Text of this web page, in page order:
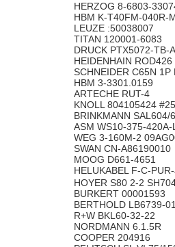
HERZOG 8-6803-
HBM K-T40FM-040R-
LEUZE :50038007
TITAN 120001-6083
DRUCK PTX5072-TB-
HEIDENHAIN
SCHNEIDER C65N 1P
HBM 3-3301.0159
ARTECHE RUT-4
KNOLL 804105424
BRINKMANN SAL604/
ASM WS10-375-
WEG 3-160M-2
SWAN CN-A86190010
MOOG D661-4651
HELUKABEL F-C-
HOYER S80 2-2
BURKERT 00001593
BERTHOLD LB6739-
R+W BKL60-32-22
NORDMANN 6.1.5R
COOPER 204916